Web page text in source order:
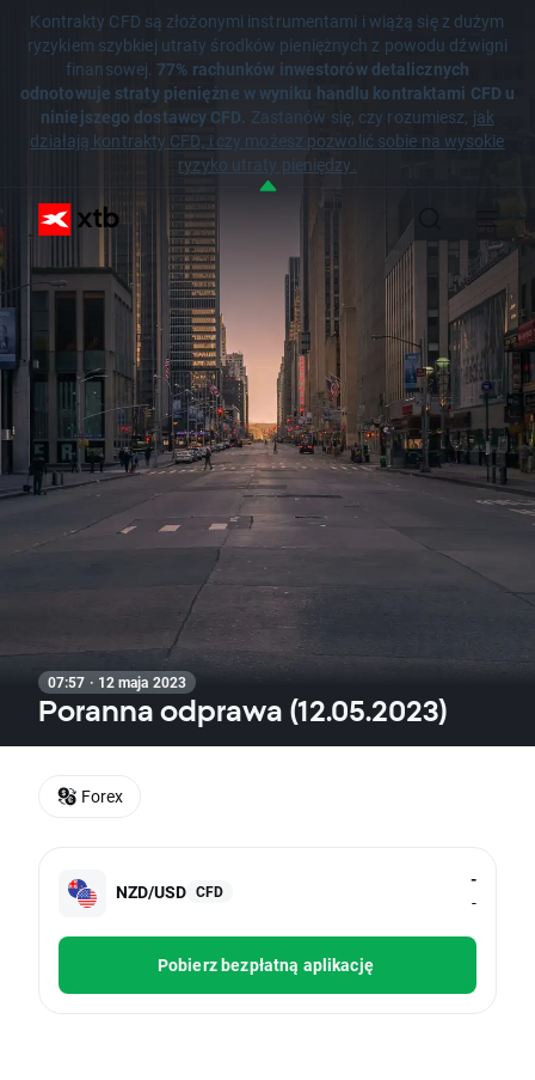
Kontrakty CFD są złożonymi instrumentami i wiążą się z dużym
ryzykiem szybkiej utraty środków pieniężnych z powodu dźwigni
finansowej.77% rachunków inwestorów detalicznych
odnotowuje straty pieniężne w wyniku handlu kontraktami CFD u
niniejszego dostawcy CFD. Zastanów się, czy rozumiesz, jak
działają kontrakty CFD, i czy możesz pozwolić sobie na wysokie
ryzyko utraty pieniędzy.
07:57 · 12 maja 2023
Poranna odprawa (12.05.2023)
NZD/USD CFD
-
-
Pobierz bezpłatną aplikację
Forex